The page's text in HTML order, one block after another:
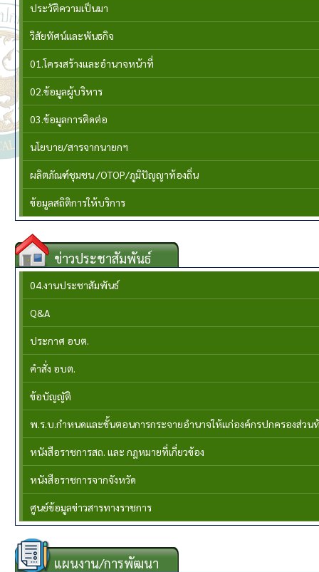
ประวัติความเป็นมา
วิสัยทัศน์และพันธกิจ
01.โครงสร้างและอำนาจหน้าที่
02.ข้อมูลผู้บริหาร
03.ข้อมูลการติดต่อ
นโยบาย/สารจากนายกฯ
ผลิตภัณฑ์ชุมชน /OTOP/ภูมิปัญญาท้องถิ่น
ข้อมูลสถิติการให้บริการ
ข่าวประชาสัมพันธ์
04.งานประชาสัมพันธ์
Q&A
ประกาศ อบต.
คำสั่ง อบต.
ข้อบัญญัติ
พ.ร.บ.กำหนดและขั้นตอนการกระจายอำนาจให้แก่องค์กรปกครองส่ว
หนังสือราชการสถ. และ กฎหมายที่เกี่ยวข้อง
หนังสือราชการจากจังหวัด
ศูนย์ข้อมูลข่าวสารทางราชการ
แผนงาน/การพัฒนา